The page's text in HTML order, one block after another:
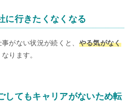
に行きたくなくなる
がない状況が続くと、 やる気がなく
ります。
してもキャリアがないため転